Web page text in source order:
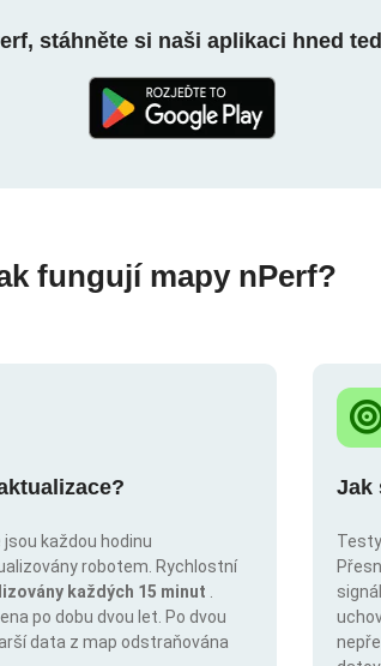
stáhněte si naši aplikaci hned
fungují mapy nPerf?
každou hodinu
robotem. Rychlostní
každých 15 minut
po dobu dvou let. Po dvou
data z map odstraňována
Jak